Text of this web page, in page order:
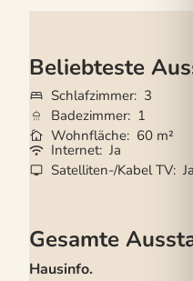
Beliebteste
Schlafzimmer 3
Badezimmer 1
Wohnfläche 60 m²
Internet Ja
Satelliten-/Kabel TV Ja
Gesamte
Hausinfo.